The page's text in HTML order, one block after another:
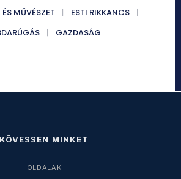
MŰVÉSZET
ESTI RIKKANCS
GAZDASÁG
KÖVESSEN MINKET
OLDALAK